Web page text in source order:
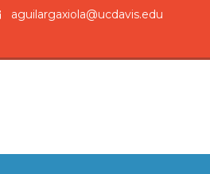
aguilargaxiola@ucdavis.edu